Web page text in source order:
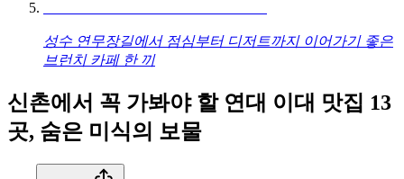
성수 연무장길에서 점심부터 디저트까지 이어가기 좋은
브런치 카페 한 끼
신촌에서 꼭 가봐야 할 연대 이대 맛집 13
곳, 숨은 미식의 보물